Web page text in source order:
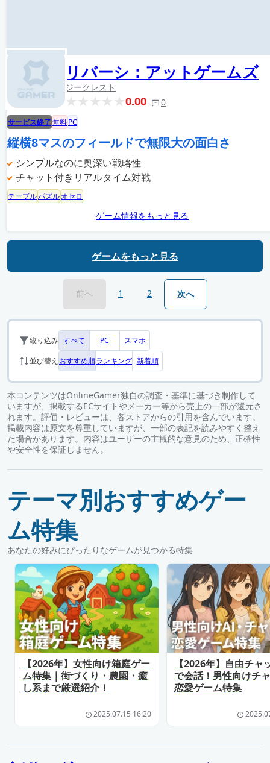
リバーシ：アットゲームズ
ジークレスト
0.00 0
サービス終了無料PC
縦横8マスのフィールドで無限大の面白さ
シンプルなのに奥深い戦略性
チャット付きリアルタイム対戦
テーブルパズルオセロ
ゲーム情報をもっと見る
ゲームをもっと見る
前へ 1 2 次へ
絞り込み すべて PC スマホ
並び替え おすすめ順ランキング 新着順
本コンテンツはOnlineGamer独自の調査・基準に基づき制作して
いますが、掲載するECサイトやメーカー等から売上の一部が還元さ
れます。評価・レビューは、各ストアからの引用を含んでいます。
掲載内容は原文を尊重していますが、一部の表記を読みやすく整え
た場合があります。内容はユーザーの主観的な意見のため、正確性
や安全性を保証しません。
テーマ別おすすめゲー
ム特集
あなたの好みにぴったりなゲームが見つかる特集
【2026年】女性向け箱庭ゲー
ム特集｜街づくり・農園・癒
し系まで厳選紹介！
2025.07.15 16:20
【2026年】自由チャ
で会話！男性向けチ
恋愛ゲーム特集